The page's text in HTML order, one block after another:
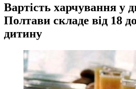
Вартість харчування у
Полтави складе від 18
дитину